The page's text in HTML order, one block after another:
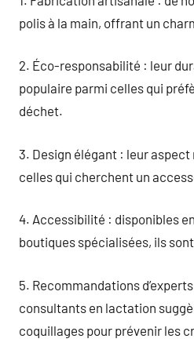
polis à la main, offrant un
2. Éco-responsabilité : leur
populaire parmi celles qui
déchet.
3. Design élégant : leur
celles qui cherchent un
4. Accessibilité : disponibles
boutiques spécialisées, ils
5. Recommandations
consultants en lactation
coquillages pour prévenir les